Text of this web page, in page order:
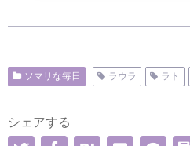
ソマリな毎日 ラウラ ラト
シェアする